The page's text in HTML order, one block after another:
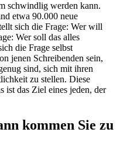
schwindlig werden kann.
etwa 90.000 neue
sich die Frage: Wer will
Wer soll das alles
die Frage selbst
jenen Schreibenden sein,
sind, sich mit ihren
zu stellen. Diese
ist das Ziel eines jeden, der
kommen Sie zu